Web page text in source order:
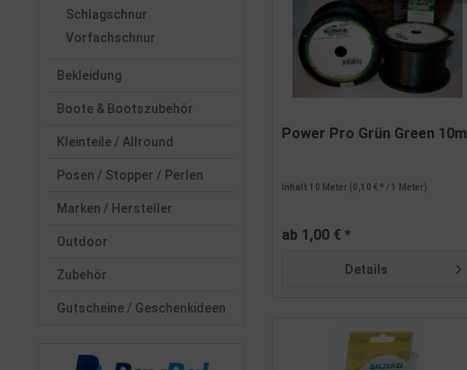
Schlagschnur
Vorfachschnur
Bekleidung
Boote & Bootszubehör
Kleinteile / Allround
Posen / Stopper / Perlen
Marken / Hersteller
Outdoor
Zubehör
Gutscheine / Geschenkideen
Power Pro Grün Green 10m
Inhalt10 Meter (0,10 € * / 1 Meter)
ab 1,00 € *
Details